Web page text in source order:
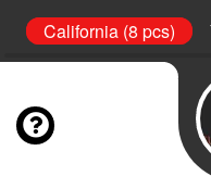
California (8 pcs)